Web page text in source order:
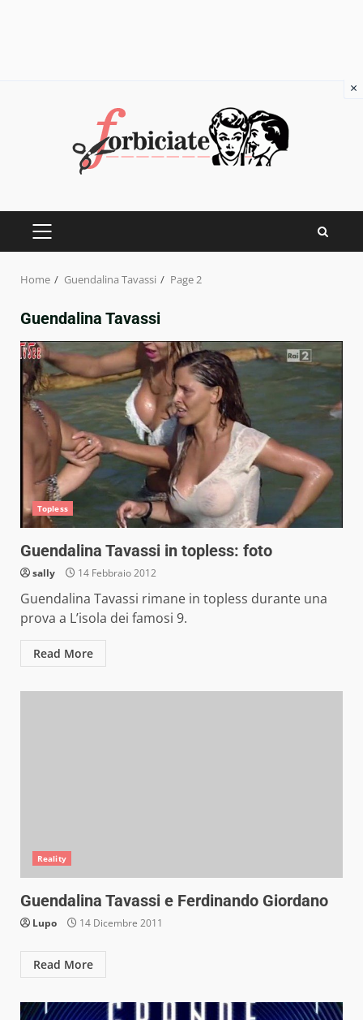
PRIMARY
Home Guendalina Tavassi Page 2
Guendalina Tavassi
Topless
Guendalina Tavassi in topless: foto
sally 14 Febbraio 2012
Guendalina Tavassi rimane in topless durante una
prova a L’isola dei famosi 9.
Read More
Reality
Guendalina Tavassi e Ferdinando Giordano
Lupo 14 Dicembre 2011
Read More
×